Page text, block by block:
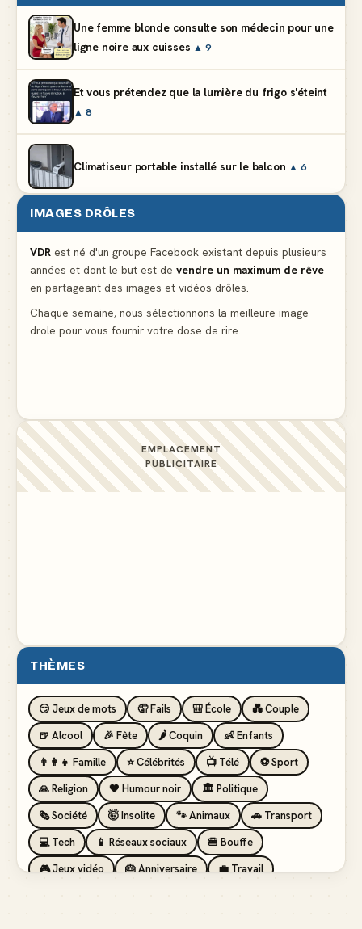
Une femme blonde consulte son médecin pour une
ligne noire aux cuisses ▲ 9
Et vous prétendez que la lumière du frigo s'éteint
▲ 8
Climatiseur portable installé sur le balcon ▲ 6
Partager l'addition alors que vous n'avez pris
Le mendiant revient avec un livre de cuisine
IMAGES DRÔLES
VDR est né d'un groupe Facebook existant depuis plusieurs
années et dont le but est de vendre un maximum de rêve
en partageant des images et vidéos drôles.
Chaque semaine, nous sélectionnons la meilleure image
drole pour vous fournir votre dose de rire.
EMPLACEMENT
PUBLICITAIRE
THÈMES
😏 Jeux de mots 🤦 Fails 🎒 École
💑 Couple
🍺 Alcool
🎉 Fête 🌶️ Coquin
👶 Enfants
👨‍👩‍👧 Famille
⭐ Célébrités 📺 Télé
⚽ Sport
🙏 Religion
🖤 Humour noir
🏛️ Politique
🗞️ Société
🤯 Insolite 🐾 Animaux
🚗 Transport
💻 Tech
📱 Réseaux sociaux
🍔 Bouffe
🎮 Jeux vidéo
🎂 Anniversaire
💼 Travail